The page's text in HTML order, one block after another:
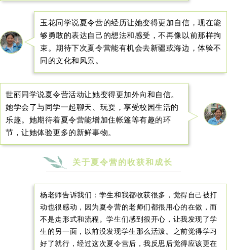
玉花同学说夏令营的经历让她变得更加自信，现在能
够勇敢的表达自己的想法和感受，不再像以前那样拘
束。期待下次夏令营能有机会去新疆或海边，体验不
同的文化和风景。
世丽同学说夏令营活动让她变得更加外向和自信。
她学会了与同学一起聊天、玩耍，享受校园生活的
乐趣。她期待着夏令营能增加住帐篷等有趣的环
节，让她体验更多的新鲜事物。
关于夏令营的收获和成长
杨老师告诉我们：学生和我都收获很多，觉得自己被打
动也很感动，因为夏令营的老师们都很用心的在做，而
不是走形式和流程。学生们感到很开心，让我发现了学
生的另一面，以前没发现学生那么活泼。之前觉得学习
好了就行，经过这次夏令营后，我反思后觉得应该更在